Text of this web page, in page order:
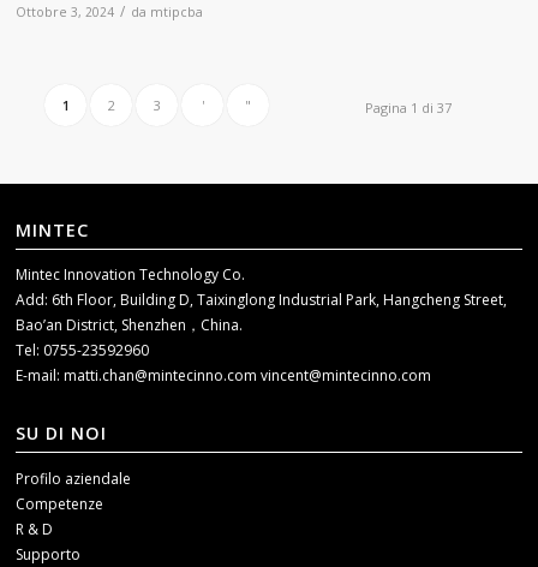
Ottobre 3, 2024 / da mtipcba
Pagina 1 di 37
1 2 3 ' "
MINTEC
Mintec Innovation Technology Co.
Add: 6th Floor, Building D, Taixinglong Industrial Park, Hangcheng Street,
Bao’an District, Shenzhen，China.
Tel: 0755-23592960
E-mail:matti.chan@mintecinno.comvincent@mintecinno.com
SU DI NOI
Profilo aziendale
Competenze
R & D
Supporto